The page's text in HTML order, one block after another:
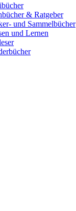
& Ratgeber
und Sammelbücher
und Lernen